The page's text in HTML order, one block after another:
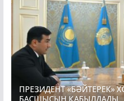
ПРЕЗИДЕНТ «БӘЙТЕРЕК»